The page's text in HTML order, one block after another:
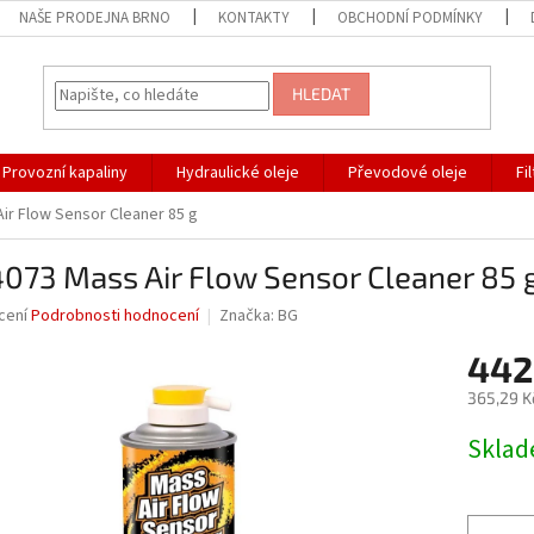
NAŠE PRODEJNA BRNO KONTAKTY OBCHODNÍ PODMÍNKY
HLEDAT
Provozní kapaliny Hydraulické oleje Převodové oleje
Flow Sensor Cleaner 85 g
Mass Air Flow Sensor Cleaner 85
Podrobnosti hodnocení Značka: BG
365,29
cena: